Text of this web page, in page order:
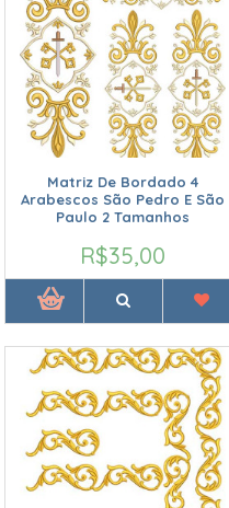
Matriz De Bordado 4
Arabescos São Pedro E São
Paulo 2 Tamanhos
R$35,00